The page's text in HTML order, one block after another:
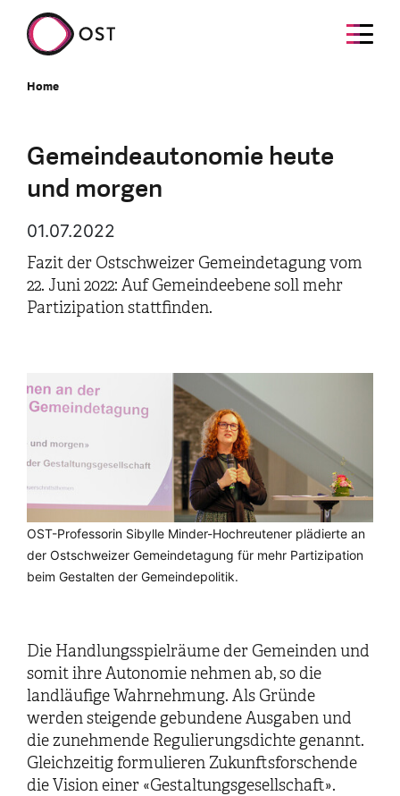
Home
Gemeindeautonomie heute
und morgen
01.07.2022
Fazit der Ostschweizer Gemeindetagung vom
22. Juni 2022: Auf Gemeindeebene soll mehr
Partizipation stattfinden.
OST-Professorin Sibylle Minder-Hochreutener plädierte an
der Ostschweizer Gemeindetagung für mehr Partizipation
beim Gestalten der Gemeindepolitik.
Die Handlungsspielräume der Gemeinden und
somit ihre Autonomie nehmen ab, so die
landläufige Wahrnehmung. Als Gründe
werden steigende gebundene Ausgaben und
die zunehmende Regulierungsdichte genannt.
Gleichzeitig formulieren Zukunftsforschende
die Vision einer «Gestaltungsgesellschaft».